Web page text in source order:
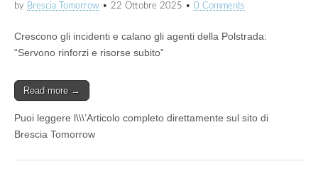
by Brescia Tomorrow • 22 Ottobre 2025 • 0 Comments
Crescono gli incidenti e calano gli agenti della Polstrada:
“Servono rinforzi e risorse subito”
Read more →
Puoi leggere l\\\’Articolo completo direttamente sul sito di
Brescia Tomorrow